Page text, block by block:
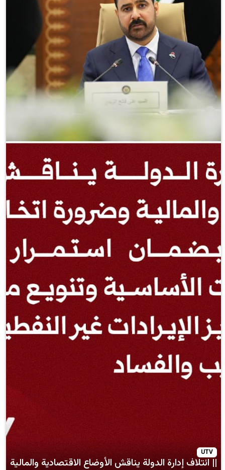
الدولة يناقش الأوضاع الاقتصادية والمالية